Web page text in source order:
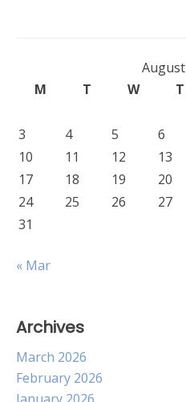
M
T W T
3
4 5 6
10
11 12 13
17
18 19 20
24
25 26 27
31
« Mar
Archives
March 2026
February 2026